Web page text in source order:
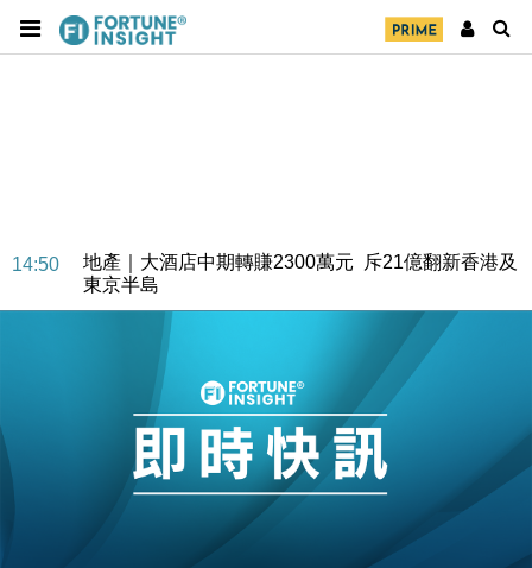
14:50
地產｜大酒店中期轉賺2300萬元 斥21億翻新香港及
東京半島
國際｜特朗普赴洛杉磯高球場活動前 男子攜槍彈被捕
財經｜香港7月PMI回落至51 企業擴張放慢兼縮減人
財經｜黑石傳再籌逾360億美元 支援Anthropic租用
Google晶片
10:57
財經｜美商務部擬擴大金屬關稅範圍 14類產品或加徵
本地｜新世界K11 9月升級會員制度 增鉑金卡級別鎖